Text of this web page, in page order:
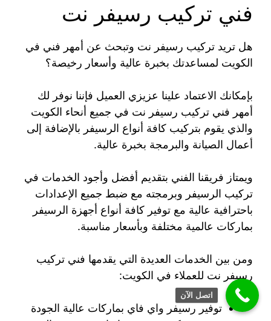
فني تركيب رسيفر نت
هل تريد تركيب رسيفر نت وتبحث عن أمهر فني في
الكويت لمساعدتك بخبرة عالية وأسعار رخيصة؟
بإمكانك الاعتماد علينا عزيزي العميل فإننا نوفر لك
أمهر فني تركيب رسيفر نت في جميع أنحاء الكويت
والذي يقوم بتركيب كافة أنواع الرسيفر بالإضافة إلى
أعمال الصيانة والبرمجة بخبرة عالية.
ويمتاز فريقنا الفني بتقديم أفضل وأجود الخدمات في
تركيب الرسيفر وبرمجته مع ضبط جميع الإعدادات
باحترافية عالية مع توفير كافة أنواع أجهزة الرسيفر
بماركات عالمية مختلفة وبأسعار مناسبة.
ومن بين الخدمات العديدة التي يقدمها فني تركيب
رسيفر نت للعملاء في الكويت:
توفير رسيفر واي فاي بماركات عالية الجودة
اتصل الآن